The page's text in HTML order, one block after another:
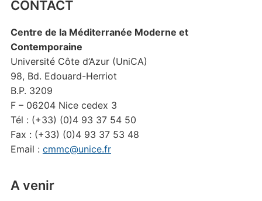
CONTACT
Centre de la Méditerranée Moderne et
Contemporaine
Université Côte d’Azur (UniCA)
98, Bd. Edouard-Herriot
B.P. 3209
F – 06204 Nice cedex 3
Tél : (+33) (0)4 93 37 54 50
Fax : (+33) (0)4 93 37 53 48
Email : cmmc@unice.fr
A venir